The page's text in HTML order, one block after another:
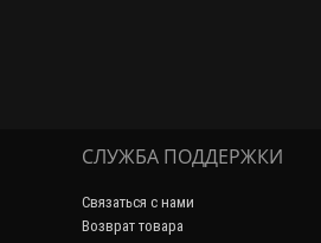
СЛУЖБА ПОДДЕРЖКИ
Связаться с нами
Возврат товара